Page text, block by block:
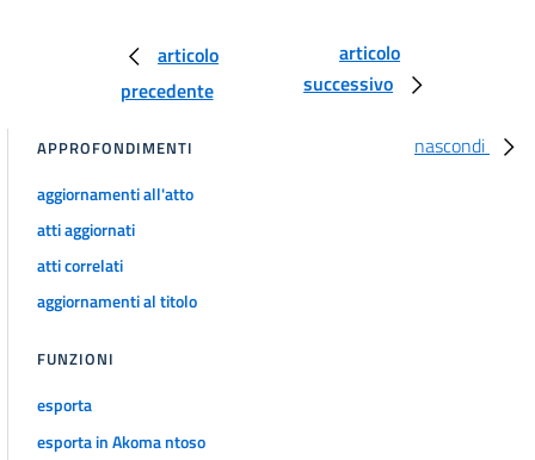
33
FORMAZIONE DEI MEDICI SPECIALISTI
34
35
37
38
39
articolo
precedente
articolo
successivo
nascondi
APPROFONDIMENTI
aggiornamenti all'atto
atti aggiornati
atti correlati
aggiornamenti al titolo
FUNZIONI
esporta
esporta in Akoma ntoso